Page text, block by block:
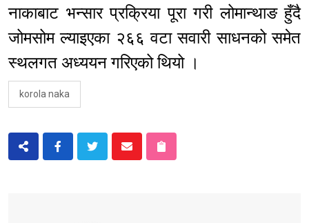
नाकाबाट भन्सार प्रक्रिया पूरा गरी लोमान्थाङ हुँदै
जोमसोम ल्याइएका २६६ वटा सवारी साधनको समेत
स्थलगत अध्ययन गरिएको थियो ।
korola naka